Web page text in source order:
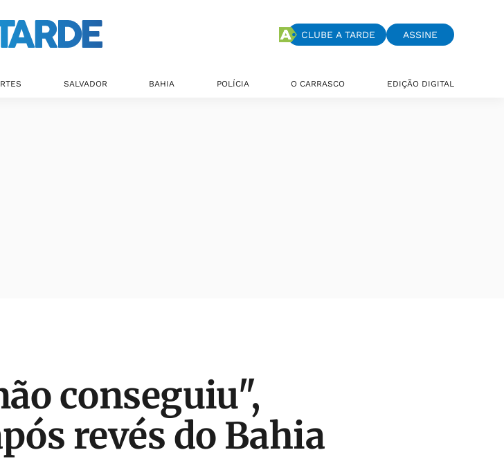
CLUBE A TARDE ASSINE
SALVADOR BAHIA POLÍCIA O CARRASCO EDIÇÃO DIGITAL
conseguiu",
revés do Bahia